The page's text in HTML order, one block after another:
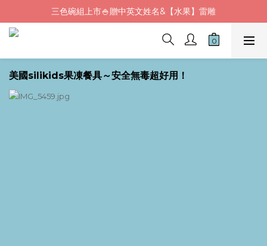
Fluf午餐袋✨新品上市92折+贈繡字
🦉韓國小眾包包品牌5折
Fluf午餐袋✨新品上市92折+贈繡字
美國silikids果凍餐具～安全無毒超好用！